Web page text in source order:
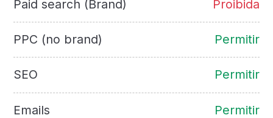
Paid search (Brand) Proibida
PPC (no brand) Permitir
SEO Permitir
Emails Permitir